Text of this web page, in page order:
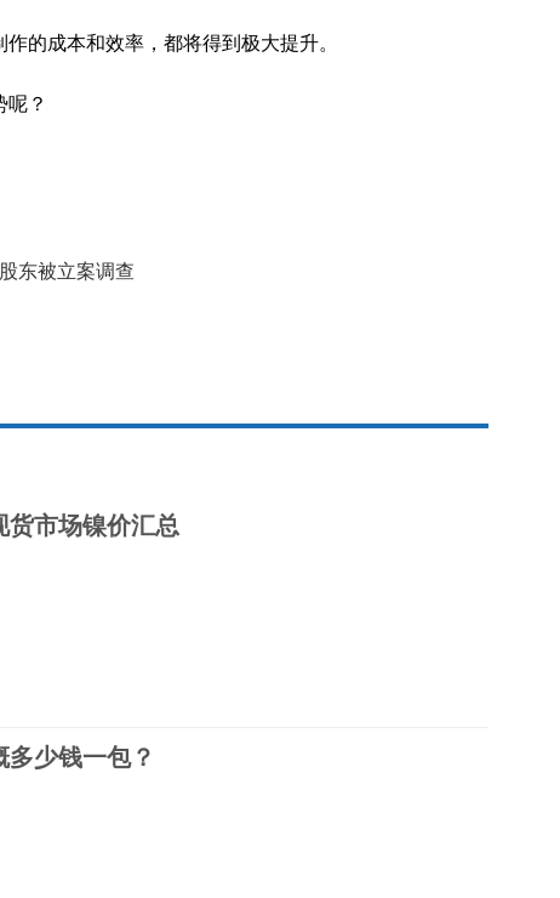
的成本和效率，都将得到极大提升。
呢？
东被立案调查
货市场镍价汇总
少钱一包？